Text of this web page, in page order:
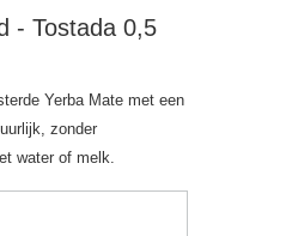
- Tostada 0,5
Yerba Mate met een
zonder
water of melk.